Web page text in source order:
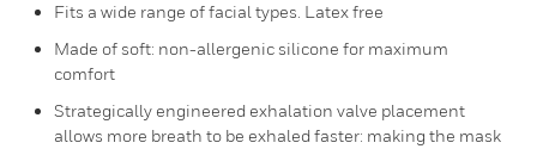
Fits a wide range of facial types. Latex free
Made of soft: non-allergenic silicone for maximum
comfort
Strategically engineered exhalation valve placement
allows more breath to be exhaled faster: making the mask